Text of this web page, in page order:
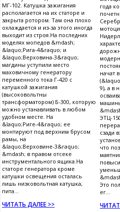
МГ-102. Катушка зажигания
располагается на их статоре и
закрыта ротором. Там она плохо
охлаждается и из-за этого иногда
выходит из строя.На последних
моделях мопедов &mdash;
&laquo;Рига-4&raquo; и
&laquo;Верховина-3&raquo;
магдины уступили место
маховичному генератору
переменного тока Г-420 с
катушкой зажигания
(высоковольтны
трансформатором) Б-300, которую
можно устанавливать в любом
удобном месте. На
&laquo;Риге-4&raquo; ее
монтируют под верхним брусом
рамы, на
&laquo;Верховине-3&raquo;
&mdash; в правом отсеке
инструментального ящика.На
статоре генератора кроме
катушки освещения осталась
лишь низковольтная катушка,
пита...
ЧИТАТЬ ДАЛЕЕ >>
года
начат
9), а в
ЭТЦ-
сзади
что
Это
ег...